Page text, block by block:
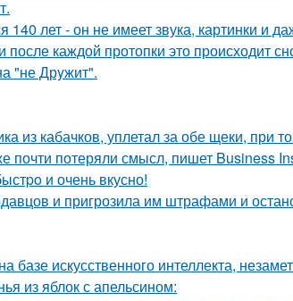
лет - он не имеет звука, картинки и
каждой протопки это происходит
"не Дрyжит".
из кабачков, уплетал за обе щеки, при
потеряли смысл, пишет Business
и очень вкусно!
и пригрозила им штрафами и
искусственного интеллекта,
из яблок с апельсином: